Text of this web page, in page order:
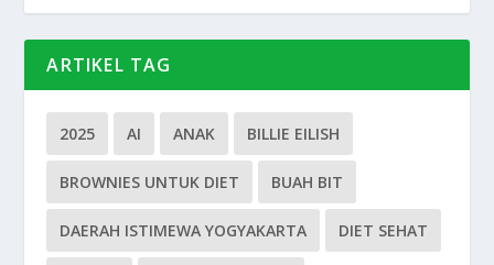
ARTIKEL TAG
2025 AI ANAK BILLIE EILISH
BROWNIES UNTUK DIET BUAH BIT
DAERAH ISTIMEWA YOGYAKARTA DIET SEHAT